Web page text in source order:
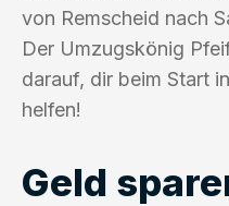
von Remscheid nach
Der Umzugskönig
darauf, dir beim Start
helfen!
Geld